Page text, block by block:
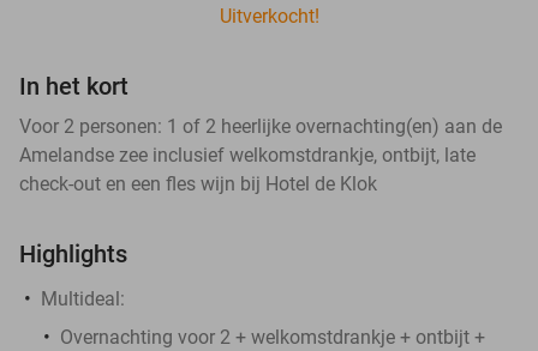
Uitverkocht!
In het kort
Voor 2 personen: 1 of 2 heerlijke overnachting(en) aan de
Amelandse zee inclusief welkomstdrankje, ontbijt, late
check-out en een fles wijn bij Hotel de Klok
Highlights
Multideal:
Overnachting voor 2 + welkomstdrankje + ontbijt +